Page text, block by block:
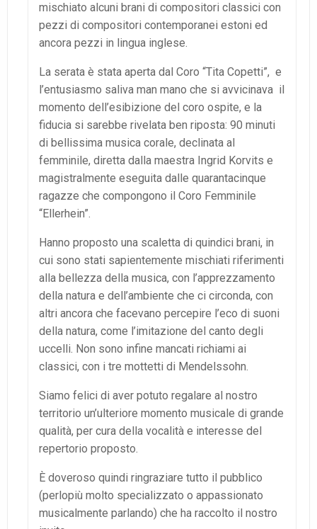
mischiato alcuni brani di compositori classici con
pezzi di compositori contemporanei estoni ed
ancora pezzi in lingua inglese.
La serata è stata aperta dal Coro “Tita Copetti”, e
l’entusiasmo saliva man mano che si avvicinava il
momento dell’esibizione del coro ospite, e la
fiducia si sarebbe rivelata ben riposta: 90 minuti
di bellissima musica corale, declinata al
femminile, diretta dalla maestra Ingrid Korvits e
magistralmente eseguita dalle quarantacinque
ragazze che compongono il Coro Femminile
“Ellerhein”.
Hanno proposto una scaletta di quindici brani, in
cui sono stati sapientemente mischiati riferimenti
alla bellezza della musica, con l’apprezzamento
della natura e dell’ambiente che ci circonda, con
altri ancora che facevano percepire l’eco di suoni
della natura, come l’imitazione del canto degli
uccelli. Non sono infine mancati richiami ai
classici, con i tre mottetti di Mendelssohn.
Siamo felici di aver potuto regalare al nostro
territorio un’ulteriore momento musicale di grande
qualità, per cura della vocalità e interesse del
repertorio proposto.
È doveroso quindi ringraziare tutto il pubblico
(perlopiù molto specializzato o appassionato
musicalmente parlando) che ha raccolto il nostro